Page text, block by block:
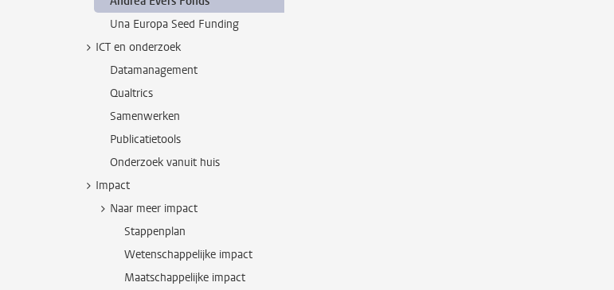
Una Europa Seed Funding
ICT en onderzoek
Datamanagement
Qualtrics
Samenwerken
Publicatietools
Onderzoek vanuit huis
Impact
Naar meer impact
Stappenplan
Wetenschappelijke impact
Maatschappelijke impact